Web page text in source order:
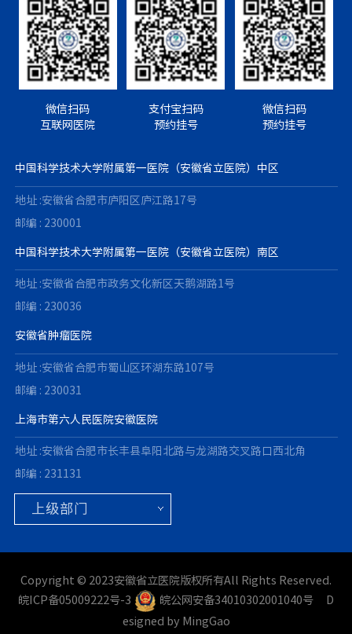
微信扫码
互联网医院
支付宝扫码
预约挂号
微信扫码
预约挂号
中国科学技术大学附属第一医院（安徽省立医院）中区
地址 :安徽省合肥市庐阳区庐江路17号
邮编 : 230001
中国科学技术大学附属第一医院（安徽省立医院）南区
地址 :安徽省合肥市政务文化新区天鹅湖路1号
邮编 : 230036
安徽省肿瘤医院
地址 :安徽省合肥市蜀山区环湖东路107号
邮编 : 230031
上海市第六人民医院安徽医院
地址 :安徽省合肥市长丰县阜阳北路与龙湖路交叉路口西北角
邮编 : 231131
Copyright © 2023安徽省立医院版权所有All Rights Reserved.
皖ICP备05009222号-3
皖公网安备34010302001040号
D
esigned by MingGao